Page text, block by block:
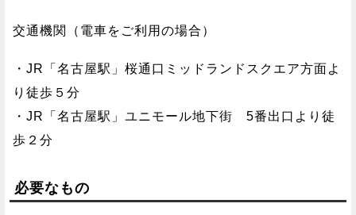
交通機関（電車をご利用の場合）
・JR「名古屋駅」桜通口ミッドランドスクエア方面よ
り徒歩５分
・JR「名古屋駅」ユニモール地下街 5番出口より徒
歩２分
必要なもの